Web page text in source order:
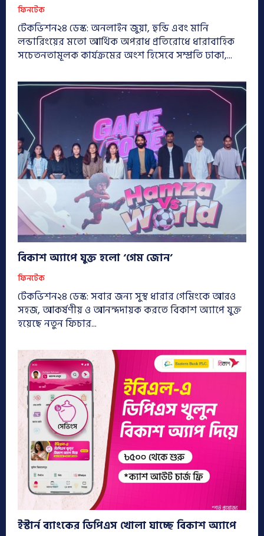
ফিনটেক
টেকভিশন২৪ ডেস্ক: অনলাইন জুয়া, হুন্ডি এবং মানি
লন্ডারিংয়ের মতো আর্থিক অপরাধ প্রতিরোধে ধারাবাহিক
সচেতনতামূলক কার্যক্রমের অংশ হিসেবে সম্প্রতি ঢাকা,...
বিকাশ অ্যাপে যুক্ত হলো ‘গেম জোন’
ফিনটেক
টেকভিশন২৪ ডেস্ক: সবার জন্য সুস্থ ধারার গেমিংকে আরও
সহজ, আকর্ষণীয় ও আনন্দদায়ক করতে বিকাশ অ্যাপে যুক্ত
হয়েছে নতুন ফিচার...
ইস্টার্ন ব্যাংকের ডিপিএস খোলা যাচ্ছে বিকাশ অ্যাপে